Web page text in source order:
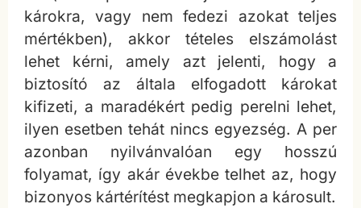
károkra, vagy nem fedezi azokat teljes
mértékben), akkor tételes elszámolást
lehet kérni, amely azt jelenti, hogy a
biztosító az általa elfogadott károkat
kifizeti, a maradékért pedig perelni lehet,
ilyen esetben tehát nincs egyezség. A per
azonban nyilvánvalóan egy hosszú
folyamat, így akár évekbe telhet az, hogy
bizonyos kártérítést megkapjon a károsult.